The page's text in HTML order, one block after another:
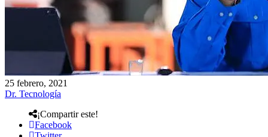
25 febrero, 2021
Dr. Tecnología
¡Compartir este!
Facebook